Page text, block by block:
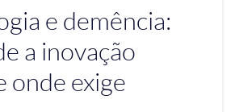
e demência:
a inovação
onde exige